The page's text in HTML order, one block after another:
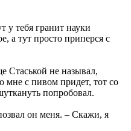
у тебя гранит науки
а тут просто приперся с
Стаськой не называл,
мне с пивом придет, тот со
попробовал.
он меня. – Скажи, я